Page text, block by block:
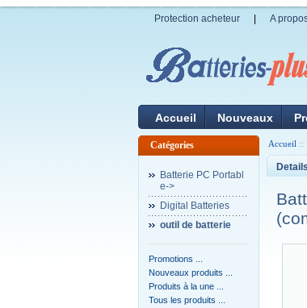
Protection acheteur A
Accueil Nouveaux
Catégories
Batterie PC Portabl
e->
Digital Batteries
outil de batterie
Promotions ...
Nouveaux produits ...
Produits à la une ...
Tous les produits ...
Accueil ::